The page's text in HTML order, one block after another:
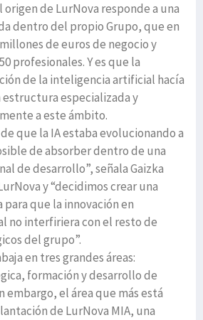
origen de LurNova responde a una
dentro del propio Grupo, que en
de euros de negocio y
profesionales. Y es que la
de la inteligencia artificial hacía
estructura especializada y
a este ámbito.
que la IA estaba evolucionando a
de absorber dentro de una
de desarrollo”, señala Gaizka
y “decidimos crear una
que la innovación en
no interfiriera con el resto de
del grupo”.
en tres grandes áreas:
formación y desarrollo de
embargo, el área que más está
de LurNova MIA, una